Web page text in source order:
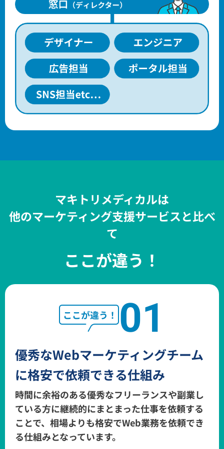
マキトリメディカルは
他のマーケティング支援サービスと比べ
て
ここが違う！
01
優秀なWebマーケティングチーム
に格安で依頼できる仕組み
時間に余裕のある優秀なフリーランスや副業し
ている方に継続的にまとまった仕事を依頼する
ことで、相場よりも格安でWeb業務を依頼でき
る仕組みとなっています。